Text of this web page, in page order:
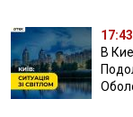
17:43
В